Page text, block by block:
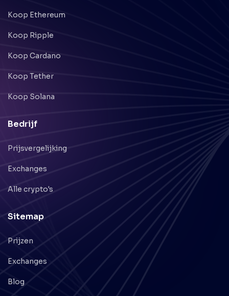
Koop Ethereum
Koop Ripple
Koop Cardano
Koop Tether
Koop Solana
Bedrijf
Prijsvergelijking
Exchanges
Alle crypto's
Sitemap
Prijzen
Exchanges
Blog